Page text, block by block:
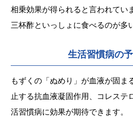
相乗効果が得られると言われてい
三杯酢といっしょに食べるのが多
生活習慣病の
もずくの「ぬめり」が血液が固ま
止する抗血液凝固作用、コレステ
活習慣病に効果が期待できます。